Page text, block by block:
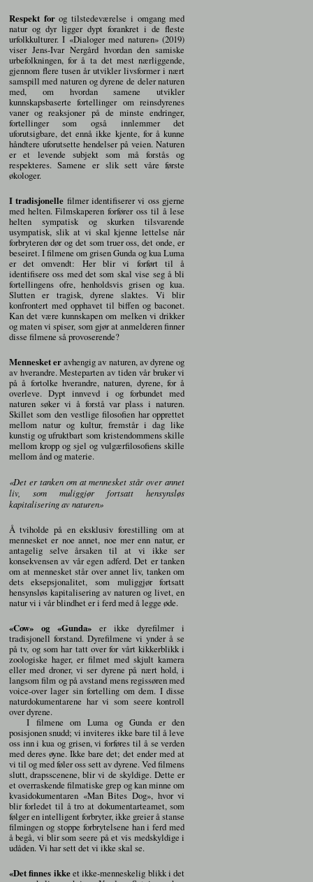
Respekt forog tilstedeværelse i omgang med
natur og dyr ligger dypt forankret i de fleste
urfolkkulturer. I «Dialoger med naturen» (2019)
viser Jens-Ivar Nergård hvordan den samiske
urbefolkningen, for å ta det mest nærliggende,
gjennom flere tusen år utvikler livsformer i nært
samspill med naturen og dyrene de deler naturen
med, om hvordan samene utvikler
kunnskapsbaserte fortellinger om reinsdyrenes
vaner og reaksjoner på de minste endringer,
fortellinger som også innlemmer det
uforutsigbare, det ennå ikke kjente, for å kunne
håndtere uforutsette hendelser på veien. Naturen
er et levende subjekt som må forstås og
respekteres. Samene er slik sett våre første
økologer.
I tradisjonelle filmer identifiserer vi oss gjerne
med helten. Filmskaperen forfører oss til å lese
helten sympatisk og skurken tilsvarende
usympatisk, slik at vi skal kjenne lettelse når
forbryteren dør og det som truer oss, det onde, er
beseiret. I filmene om grisen Gunda og kua Luma
er det omvendt: Her blir vi forført til å
identifisere oss med det som skal vise seg å bli
fortellingens ofre, henholdsvis grisen og kua.
Slutten er tragisk, dyrene slaktes. Vi blir
konfrontert med opphavet til biffen og baconet.
Kan det være kunnskapen om melken vi drikker
og maten vi spiser, som gjør at anmelderen finner
disse filmene så provoserende?
Mennesket eravhengig av naturen, av dyrene og
av hverandre. Mesteparten av tiden vår bruker vi
på å fortolke hverandre, naturen, dyrene, for å
overleve. Dypt innvevd i og forbundet med
naturen søker vi å forstå var plass i naturen.
Skillet som den vestlige filosofien har opprettet
mellom natur og kultur, fremstår i dag like
kunstig og ufruktbart som kristendommens skille
mellom kropp og sjel og vulgærfilosofiens skille
mellom ånd og materie.
«Det er tanken om at mennesket står over annet
liv, som muliggjør fortsatt hensynsløs
kapitalisering av naturen»
Å tviholde på en eksklusiv forestilling om at
mennesket er noe annet, noe mer enn natur, er
antagelig selve årsaken til at vi ikke ser
konsekvensen av vår egen adferd. Det er tanken
om at mennesket står over annet liv, tanken om
dets eksepsjonalitet, som muliggjør fortsatt
hensynsløs kapitalisering av naturen og livet, en
natur vi i vår blindhet er i ferd med å legge øde.
«Cow» og «Gunda»er ikke dyrefilmer i
tradisjonell forstand. Dyrefilmene vi ynder å se
på tv, og som har tatt over for vårt kikkerblikk i
zoologiske hager, er filmet med skjult kamera
eller med droner, vi ser dyrene på nært hold, i
langsom film og på avstand mens regissøren med
voice-over lager sin fortelling om dem. I disse
naturdokumentarene har vi som seere kontroll
over dyrene.
I filmene om Luma og Gunda er den
posisjonen snudd; vi inviteres ikke bare til å leve
oss inn i kua og grisen, vi forføres til å se verden
med deres øyne. Ikke bare det; det ender med at
vi til og med føler oss sett av dyrene. Ved filmens
slutt, drapsscenene, blir vi de skyldige. Dette er
et overraskende filmatiske grep og kan minne om
kvasidokumentaren «Man Bites Dog», hvor vi
blir forledet til å tro at dokumentarteamet, som
følger en intelligent forbryter, ikke greier å stanse
filmingen og stoppe forbrytelsene han i ferd med
å begå, vi blir som seere på et vis medskyldige i
udåden. Vi har sett det vi ikke skal se.
«Det finnes ikkeet ikke-menneskelig blikk i det